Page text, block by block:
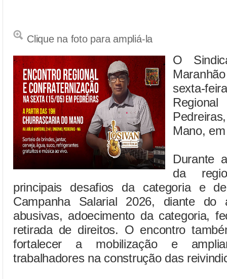
Clique na foto para ampliá-la
O
sexta-
Mano,
Durante
da
principais desafios da categoria e
Campanha Salarial 2026, diante do
abusivas, adoecimento da categoria,
retirada de direitos. O encontro
fortalecer a mobilização e
trabalhadores na construção das